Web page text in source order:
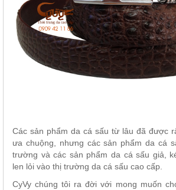
Các sản phẩm da cá sấu từ lâu đã được
ưa chuộng, nhưng các sản phẩm da cá
trường và các sản phẩm da cá sấu giả,
len lỏi vào thị trường da cá sấu cao cấp.
CyVy chúng tôi ra đời với mong muốn